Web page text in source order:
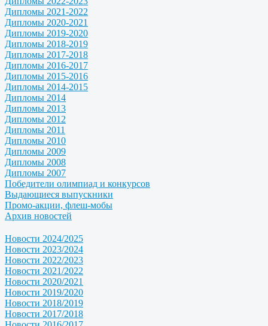
Дипломы 2021-2022
Дипломы 2020-2021
Дипломы 2019-2020
Дипломы 2018-2019
Дипломы 2017-2018
Дипломы 2016-2017
Дипломы 2015-2016
Дипломы 2014-2015
Дипломы 2014
Дипломы 2013
Дипломы 2012
Дипломы 2011
Дипломы 2010
Дипломы 2009
Дипломы 2008
Дипломы 2007
Победители олимпиад и конкурсов
Выдающиеся выпускники
Промо-акции, флеш-мобы
Архив новостей
Новости 2024/2025
Новости 2023/2024
Новости 2022/2023
Новости 2021/2022
Новости 2020/2021
Новости 2019/2020
Новости 2018/2019
Новости 2017/2018